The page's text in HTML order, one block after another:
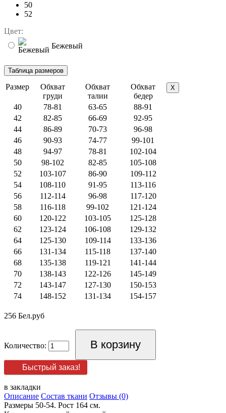
50
52
Цвет:
Бежевый
Размер
Обхват
груди
Обхват
талии
Обхват
бедер
X
40 78-81 63-65
88-91
42
82-85 66-69
92-95
44
86-89 70-73
96-98
46
90-93 74-77
99-101
48
94-97 78-81
102-104
50
98-102 82-85
105-108
52
103-107 86-90
109-112
54
108-110 91-95
113-116
56
112-114 96-98
117-120
58
116-118 99-102
121-124
60
120-122 103-105
125-128
62
123-124 106-108
129-132
64
125-130 109-114
133-136
66
131-134 115-118
137-140
68
135-138 119-121
141-144
70
138-143 122-126
145-149
72
143-147 127-130
150-153
74
148-152 131-134 154-157
256 Бел.руб
Количество:
Быстрый заказ!
в закладки
Описание Состав ткани Отзывы (0)
Размеры 50-54. Рост 164 см.